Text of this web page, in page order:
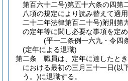
第百六十二号)第五十六条の四第
八項の規定により読み替えて適
二十二年法律第百二十号)附則第
の定年等に関し必要な事項を定め
(平一二条例一六九・令四
(定年による退職)
第二条
職員は、定年に達したと
における最初の三月三十一日(以
う。)に退職する。